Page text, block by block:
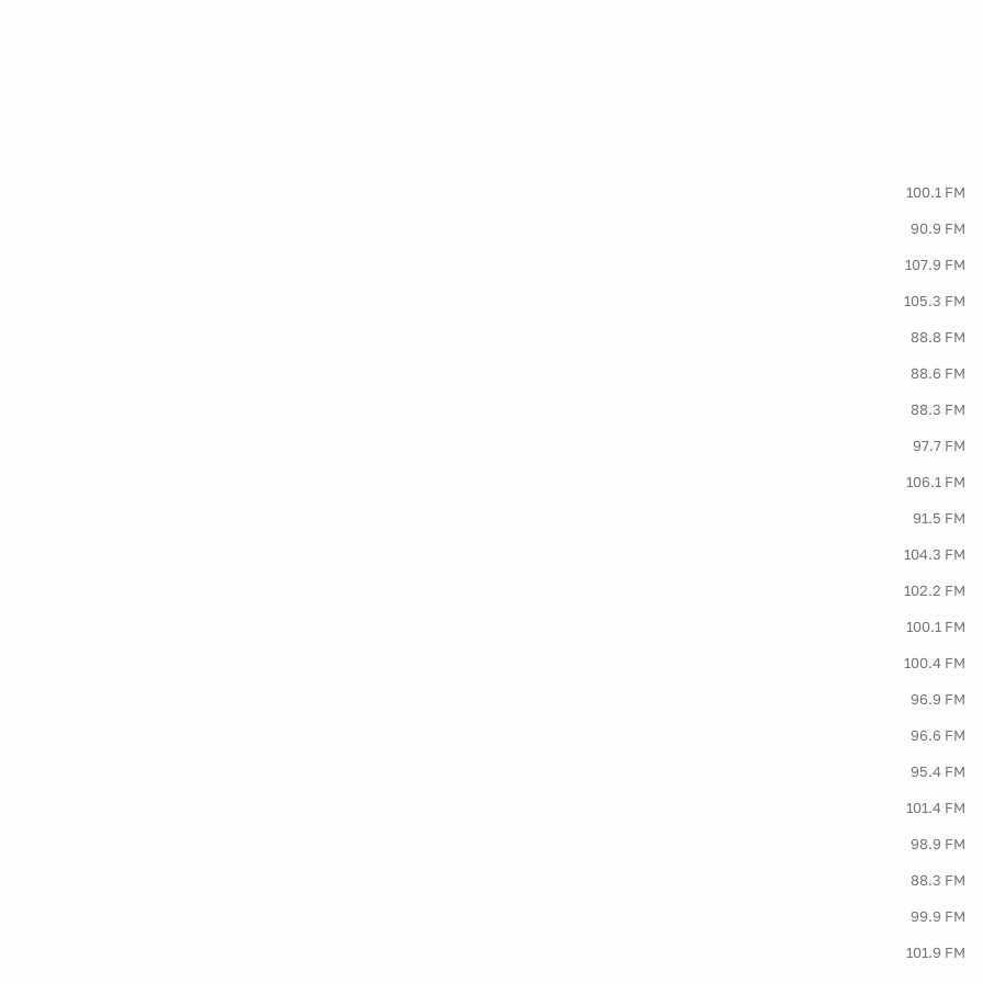
100.1 FM
90.9 FM
107.9 FM
105.3 FM
88.8 FM
88.6 FM
88.3 FM
97.7 FM
106.1 FM
91.5 FM
104.3 FM
102.2 FM
100.1 FM
100.4 FM
96.9 FM
96.6 FM
95.4 FM
101.4 FM
98.9 FM
88.3 FM
99.9 FM
101.9 FM